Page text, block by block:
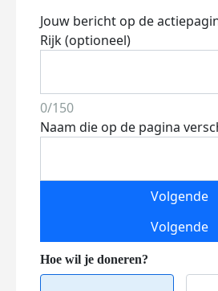
Jouw bericht op de
Rijk (optioneel)
0/150
Naam die op de pagina
Volgende
Volgende